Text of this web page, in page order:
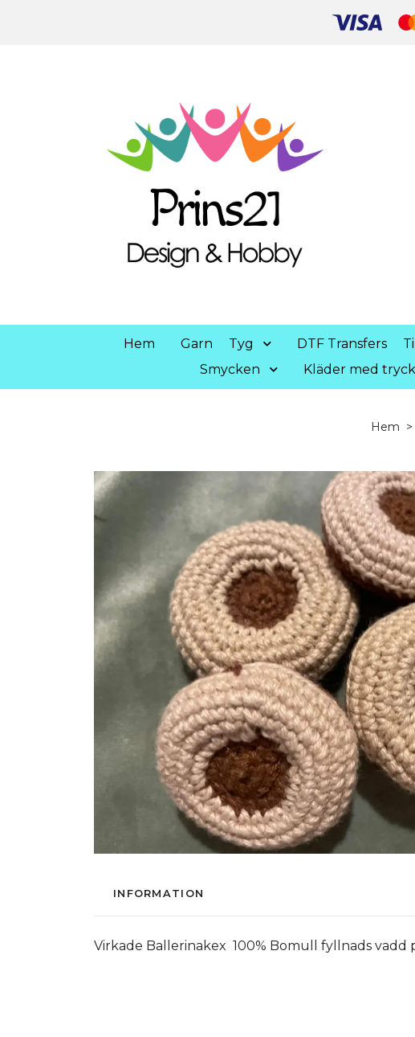
Hem Garn Tyg DTF Transfers
Smycken
Kläder med tryck
Hem
INFORMATION
Virkade Ballerinakex 100% Bomull fyllnads vadd